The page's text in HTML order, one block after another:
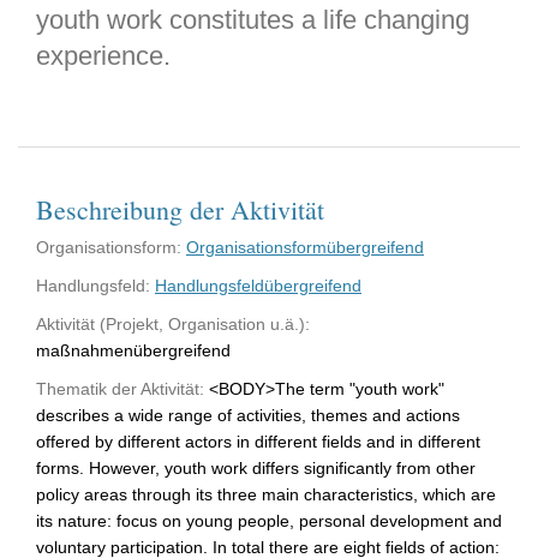
youth work constitutes a life changing
experience.
Beschreibung der Aktivität
Organisationsform: Organisationsformübergreifend
Handlungsfeld: Handlungsfeldübergreifend
Aktivität (Projekt, Organisation u.ä.):
maßnahmenübergreifend
Thematik der Aktivität: <BODY>The term "youth work"
describes a wide range of activities, themes and actions
offered by different actors in different fields and in different
forms. However, youth work differs significantly from other
policy areas through its three main characteristics, which are
its nature: focus on young people, personal development and
voluntary participation. In total there are eight fields of action: